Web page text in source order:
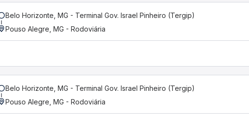
Belo Horizonte, MG - Terminal Gov. Israel Pinheiro (Tergip)
Pouso Alegre, MG - Rodoviária
Belo Horizonte, MG - Terminal Gov. Israel Pinheiro (Tergip)
Pouso Alegre, MG - Rodoviária